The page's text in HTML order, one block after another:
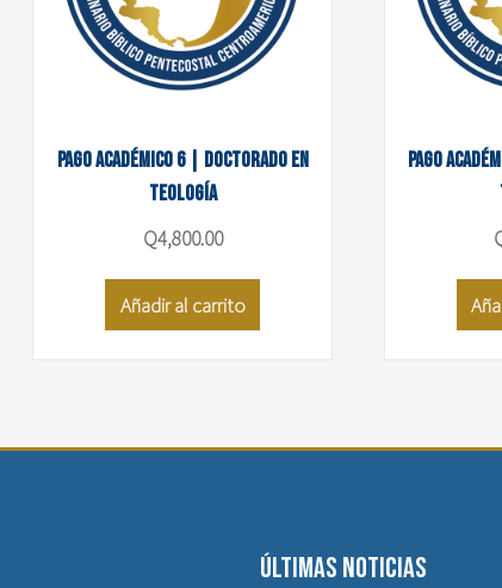
Pago académico 6 | Doctorado en
Teología
Q4,800.00
Añadir al carrito
Pago
Últimas noticias